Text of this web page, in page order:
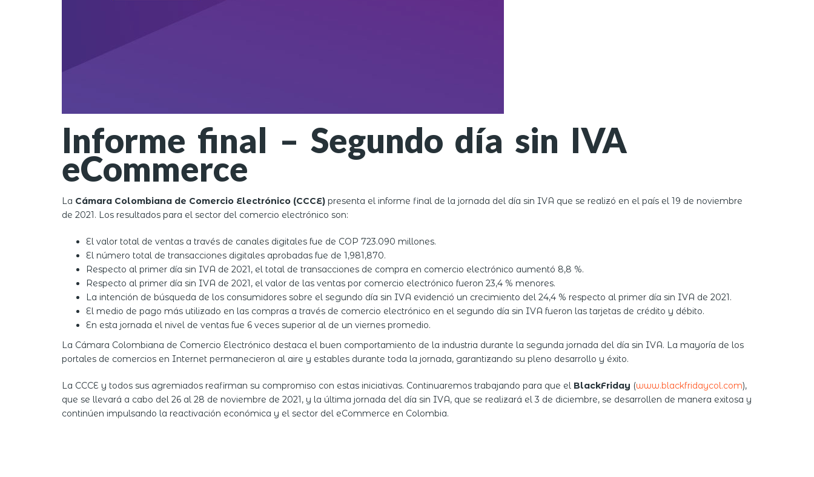
Informe final – Segundo día sin IVA
eCommerce
La Cámara Colombiana de Comercio Electrónico (CCCE) presenta el informe final de la jornada del día sin IVA que se realizó en el país el 19 de noviembre
de 2021. Los resultados para el sector del comercio electrónico son:
El valor total de ventas a través de canales digitales fue de COP 723.090 millones.
El número total de transacciones digitales aprobadas fue de 1,981,870.
Respecto al primer día sin IVA de 2021, el total de transacciones de compra en comercio electrónico aumentó 8,8 %.
Respecto al primer día sin IVA de 2021, el valor de las ventas por comercio electrónico fueron 23,4 % menores.
La intención de búsqueda de los consumidores sobre el segundo día sin IVA evidenció un crecimiento del 24,4 % respecto al primer día sin IVA de 2021.
El medio de pago más utilizado en las compras a través de comercio electrónico en el segundo día sin IVA fueron las tarjetas de crédito y débito.
En esta jornada el nivel de ventas fue 6 veces superior al de un viernes promedio.
La Cámara Colombiana de Comercio Electrónico destaca el buen comportamiento de la industria durante la segunda jornada del día sin IVA. La mayoría de los
portales de comercios en Internet permanecieron al aire y estables durante toda la jornada, garantizando su pleno desarrollo y éxito.
La CCCE y todos sus agremiados reafirman su compromiso con estas iniciativas. Continuaremos trabajando para que el BlackFriday (www.blackfridaycol.com),
que se llevará a cabo del 26 al 28 de noviembre de 2021, y la última jornada del día sin IVA, que se realizará el 3 de diciembre, se desarrollen de manera exitosa y
continúen impulsando la reactivación económica y el sector del eCommerce en Colombia.